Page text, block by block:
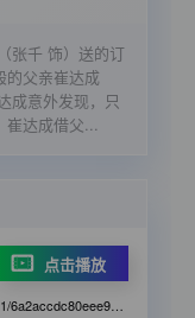
张千 饰）送的订
的父亲崔达成
成意外发现，只
崔达成借父...
点击播放